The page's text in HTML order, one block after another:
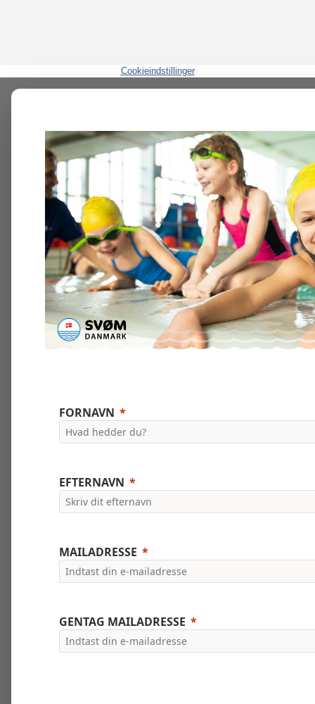
Cookieindstillinger
FORNAVN
EFTERNAVN
MAILADRESSE
GENTAG MAILADRESSE